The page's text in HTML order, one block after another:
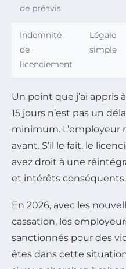
de préavis
Indemnité
de
licenciement
Légale
simple
Un point que j’ai appris
15 jours n’est pas un
minimum. L’employeur
avant. S’il le fait, le
avez droit à une
et intérêts conséquents.
En 2026, avec les
cassation, les
sanctionnés pour des
êtes dans cette